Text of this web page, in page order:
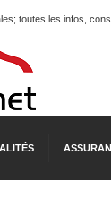
toutes les infos,